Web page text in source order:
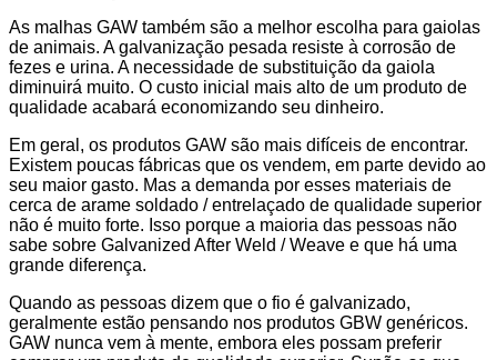
As malhas GAW também são a melhor escolha para gaiolas
de animais. A galvanização pesada resiste à corrosão de
fezes e urina. A necessidade de substituição da gaiola
diminuirá muito. O custo inicial mais alto de um produto de
qualidade acabará economizando seu dinheiro.
Em geral, os produtos GAW são mais difíceis de encontrar.
Existem poucas fábricas que os vendem, em parte devido ao
seu maior gasto. Mas a demanda por esses materiais de
cerca de arame soldado / entrelaçado de qualidade superior
não é muito forte. Isso porque a maioria das pessoas não
sabe sobre Galvanized After Weld / Weave e que há uma
grande diferença.
Quando as pessoas dizem que o fio é galvanizado,
geralmente estão pensando nos produtos GBW genéricos.
GAW nunca vem à mente, embora eles possam preferir